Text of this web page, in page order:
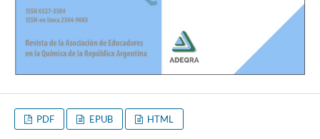
PDF EPUB HTML